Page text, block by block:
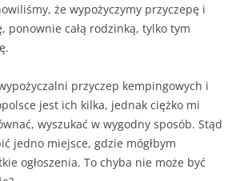
że wypożyczymy przyczepę i
ponownie całą rodzinką, tylko tym
przyczep kempingowych i
jest ich kilka, jednak ciężko mi
wyszukać w wygodny sposób. Stąd
jedno miejsce, gdzie mógłbym
ogłoszenia. To chyba nie może być